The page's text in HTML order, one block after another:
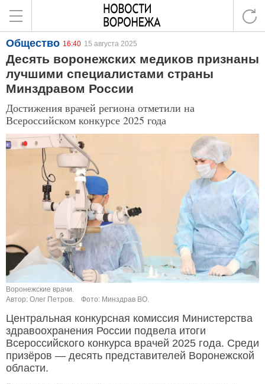
Общество 16:40 15 августа 2025
Десять воронежских медиков признаны
лучшими специалистами страны
Минздравом России
Достижения врачей региона отметили на
Всероссийском конкурсе 2025 года
Воронежские врачи.
Автор: Олег Петров.
Фото: Минздрав ВО.
Центральная конкурсная комиссия Министерства
здравоохранения России подвела итоги
Всероссийского конкурса врачей 2025 года. Среди
призёров — десять представителей Воронежской
области.